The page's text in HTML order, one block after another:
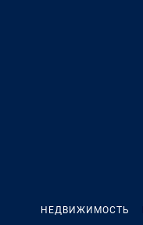
НЕДВИЖИМОСТЬ